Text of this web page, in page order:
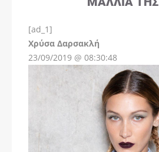
[ad_1]
Χρύσα Δαρσακλή
23/09/2019 @ 08:30:48